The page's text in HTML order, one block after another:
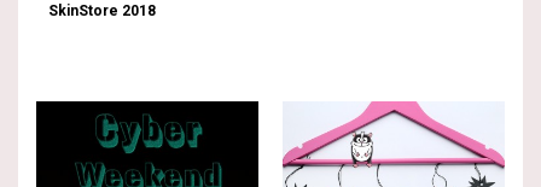
SkinStore 2018